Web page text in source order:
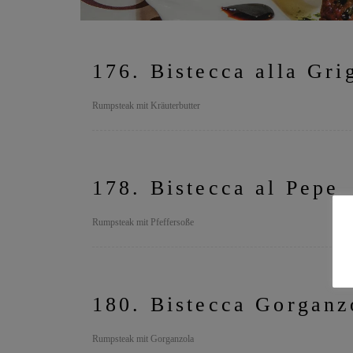
176. Bistecca alla
Rumpsteak mit Kräuterbutter
178. Bistecca al Pepe
Rumpsteak mit Pfeffersoße
180. Bistecca
Rumpsteak mit Gorganzola